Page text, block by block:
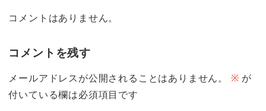
コメントはありません。
コメントを残す
メールアドレスが公開されることはありません。 ※ が
付いている欄は必須項目です